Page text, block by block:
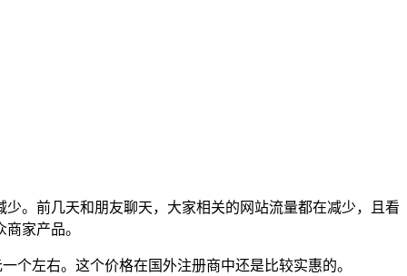
。前几天和朋友聊天，大家相关的网站流量都在减少，且看
家产品。
个左右。这个价格在国外注册商中还是比较实惠的。